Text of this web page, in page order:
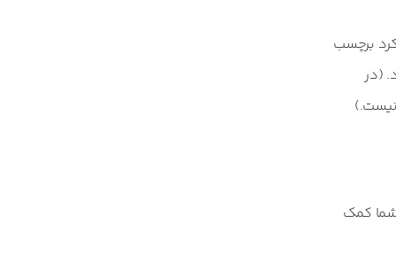
برچسب
(در
نیست.)
به شما کمک